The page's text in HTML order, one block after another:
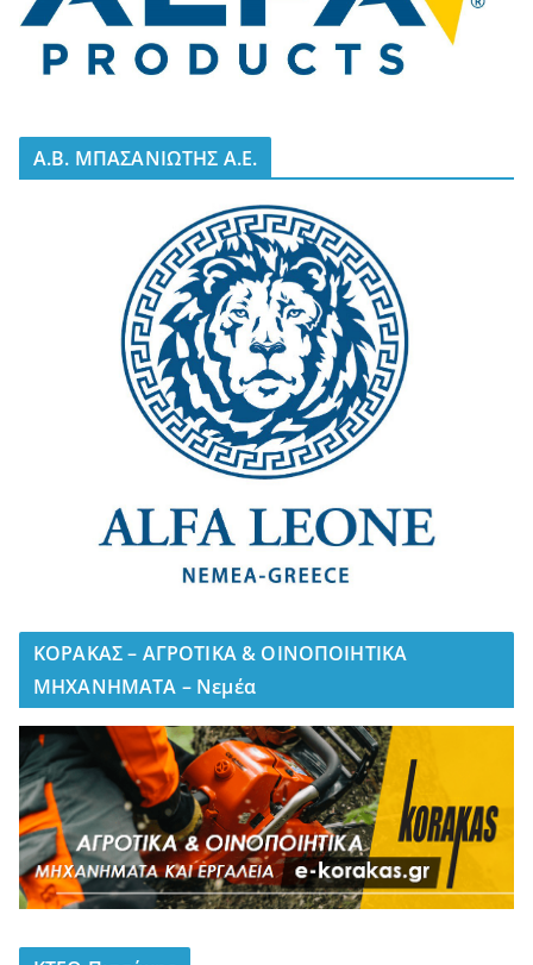
A.B. ΜΠΑΣΑΝΙΩΤΗΣ Α.Ε.
ΚΟΡΑΚΑΣ – ΑΓΡΟΤΙΚΑ & ΟΙΝΟΠΟΙΗΤΙΚΑ
ΜΗΧΑΝΗΜΑΤΑ – Νεμέα